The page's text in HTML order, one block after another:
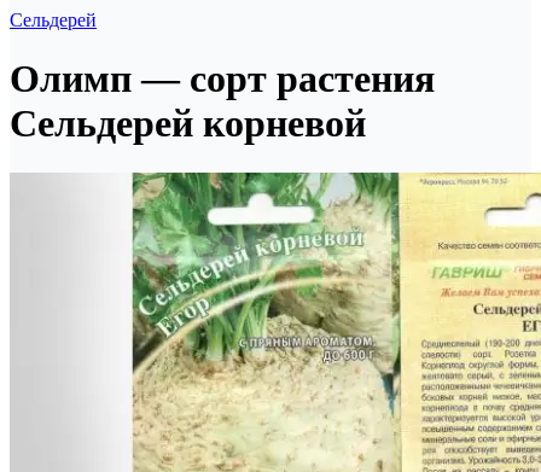
Сельдерей
Олимп — сорт растения
Сельдерей корневой